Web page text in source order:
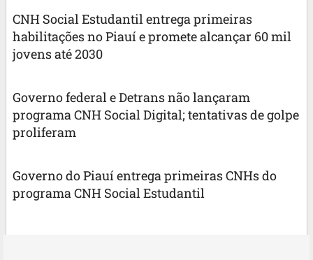
CNH Social Estudantil entrega primeiras
habilitações no Piauí e promete alcançar 60 mil
jovens até 2030
Governo federal e Detrans não lançaram
programa CNH Social Digital; tentativas de golpe
proliferam
Governo do Piauí entrega primeiras CNHs do
programa CNH Social Estudantil